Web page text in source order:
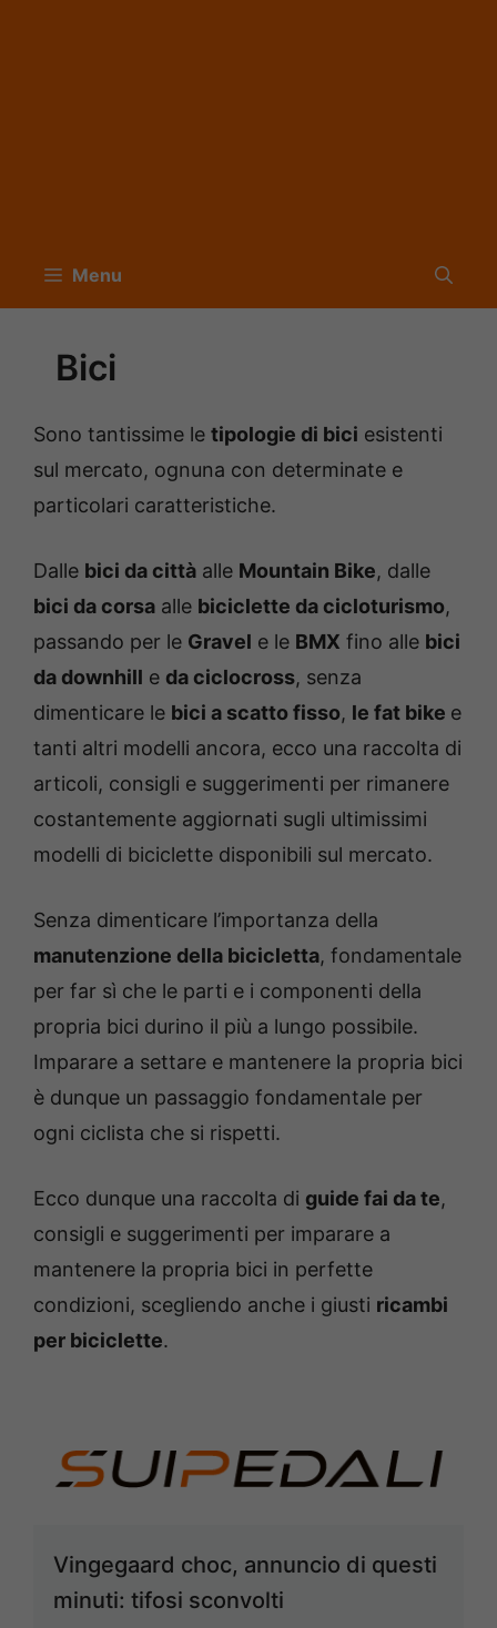
Menu
Bici
Sono tantissime le tipologie di bici esistenti
sul mercato, ognuna con determinate e
particolari caratteristiche.
Dalle bici da città alle Mountain Bike, dalle
bici da corsa alle biciclette da cicloturismo,
passando per le Gravel e le BMX fino alle bici
da downhill e da ciclocross, senza
dimenticare le bici a scatto fisso, le fat bike e
tanti altri modelli ancora, ecco una raccolta di
articoli, consigli e suggerimenti per rimanere
costantemente aggiornati sugli ultimissimi
modelli di biciclette disponibili sul mercato.
Senza dimenticare l’importanza della
manutenzione della bicicletta, fondamentale
per far sì che le parti e i componenti della
propria bici durino il più a lungo possibile.
Imparare a settare e mantenere la propria bici
è dunque un passaggio fondamentale per
ogni ciclista che si rispetti.
Ecco dunque una raccolta di guide fai da te,
consigli e suggerimenti per imparare a
mantenere la propria bici in perfette
condizioni, scegliendo anche i giusti ricambi
per biciclette.
Vingegaard choc, annuncio di questi
minuti: tifosi sconvolti